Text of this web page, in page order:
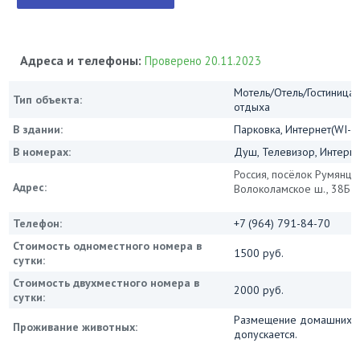
Адреса и телефоны:Проверено 20.11.2023
Тип объекта:
Мотель/Отель/
отдыха
В здании:
Парковка, Интернет(WI-
В номерах:
Душ, Телевизор,
Адрес:
Россия, посёлок
Волоколамское ш., 38Б
Телефон:
+7 (964) 791-84-70
Стоимость одноместного номера в
сутки:
1500 руб.
Стоимость двухместного номера в
сутки:
2000 руб.
Проживание животных:
Размещение домашних
допускается.